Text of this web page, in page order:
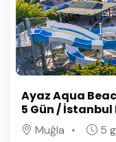
Ayaz Aqua
5 Gün / İstanbul
Muğla 5